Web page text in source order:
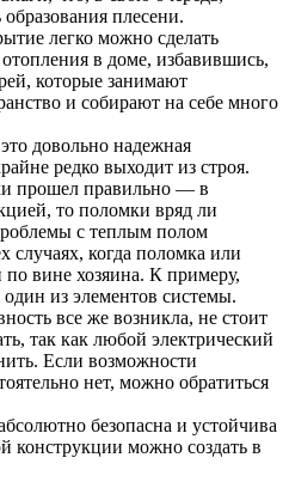
плесени.
легко можно сделать
в доме, избавившись,
которые занимают
и собирают на себе много
довольно надежная
редко выходит из строя.
прошел правильно — в
то поломки вряд ли
с теплым полом
случаях, когда поломка или
вине хозяина. К примеру,
из элементов системы.
все же возникла, не стоит
так как любой электрический
Если возможности
нет, можно обратиться
безопасна и устойчива
конструкции можно создать в